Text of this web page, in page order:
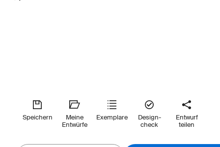
Speichern
Meine
Entwürfe
Exemplare
Design-
check
Entwurf
teilen